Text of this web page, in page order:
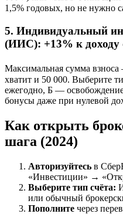
1,5% годовых, но не нужно
5. Индивидуальный
(ИИС): +13% к доходу
Максимальная сумма
хватит и 50 000. Выберите
ежегодно, Б —
бонусы даже при нулевой
Как открыть
шага (2024)
Авторизуйтесь в
«Инвестиции» →
Выберите тип счёта:
или обычный
Пополните через